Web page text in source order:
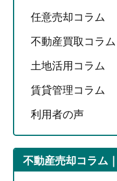
任意売却コラム
不動産買取コラム
土地活用コラム
賃貸管理コラム
利用者の声
不動産売却コラム